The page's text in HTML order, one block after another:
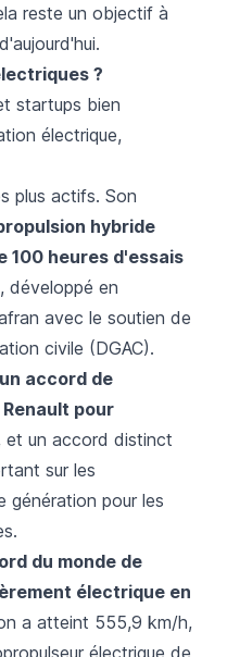
reste un objectif à
?
startups bien
électrique,
plus actifs. Son
hybride
100 heures d'essais
, développé en
avec le soutien de
civile (DGAC).
accord de
pour
et un accord distinct
sur les
génération pour les
du monde de
électrique en
a atteint 555,9 km/h,
électrique de